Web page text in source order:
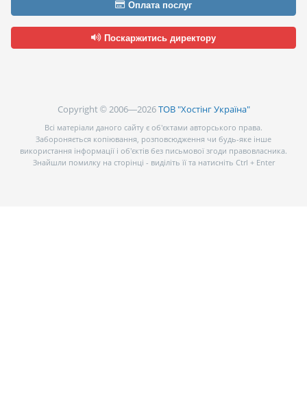
Оплата послуг
Поскаржитись директору
Copyright © 2006—2026ТОВ "Хостінг Україна"
Всі матеріали даного сайту є об’єктами авторського права.
Забороняється копіювання, розповсюдження чи будь-яке інше
використання інформації і об’єктів без письмової згоди правовласника.
Знайшли помилку на сторінці - виділіть її та натисніть Ctrl + Enter